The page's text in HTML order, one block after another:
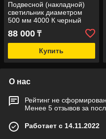
Подвесной (накладной)
светильник диаметром
500 мм 4000 К черный
88 000 ₸
Купить
О нас
Рейтинг не сформирован
Менее 5 отзывов за
Работает с 14.11.2022